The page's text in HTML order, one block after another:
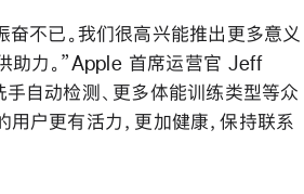
不已。我们很高兴能推出更多意义
助力。”Apple 首席运营官 Jeff
自动检测、更多体能训练类型等众
户更有活力，更加健康，保持联系